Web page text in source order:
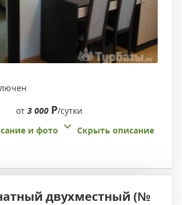
от 3 000 Р/сутки
и фото
Скрыть описание
двухместный (№